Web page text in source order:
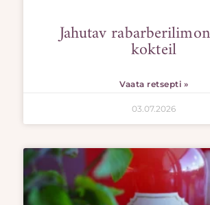
Jahutav
kokteil
Vaata retsepti »
03.07.2026